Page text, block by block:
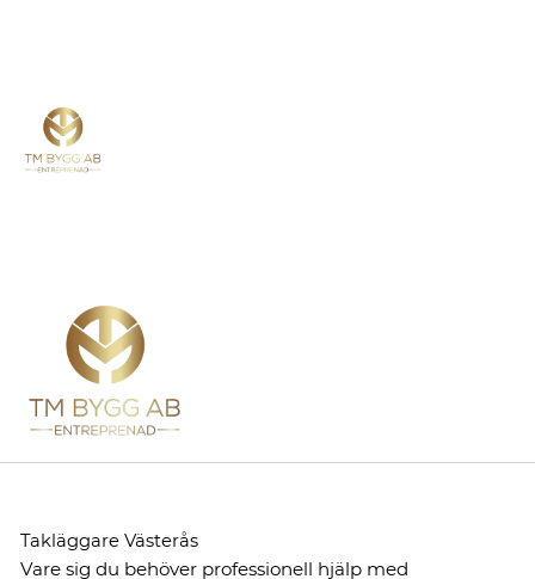
Takläggare Västerås
Vare sig du behöver professionell hjälp med